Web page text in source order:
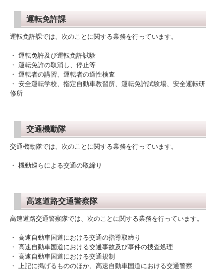
運転免許課
運転免許課では、次のことに関する業務を行っています。
・ 運転免許及び運転免許試験
・ 運転免許の取消し、停止等
・ 運転者の講習、運転者の適性検査
・ 安全運転学校、指定自動車教習所、運転免許試験場、安全運転研
修所
交通機動隊
交通機動隊では、次のことに関する業務を行っています。
・ 機動巡らによる交通の取締り
高速道路交通警察隊
高速道路交通警察隊では、次のことに関する業務を行っています。
・ 高速自動車国道における交通の指導取締り
・ 高速自動車国道における交通事故及び事件の捜査処理
・ 高速自動車国道における交通規制
・ 上記に掲げるもののほか、高速自動車国道における交通警察